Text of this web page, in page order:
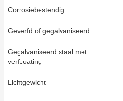
Corrosiebestendig
Geverfd of gegalvaniseerd
Gegalvaniseerd staal met
verfcoating
Lichtgewicht